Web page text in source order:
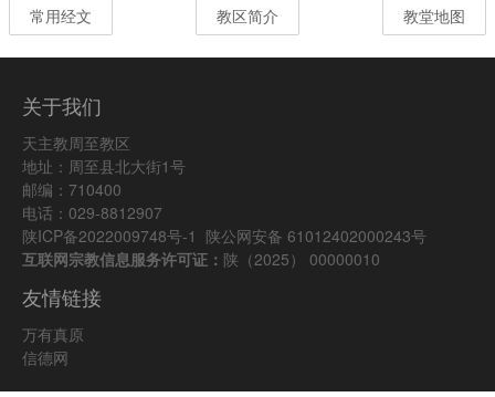
常用经文 教区简介 教堂地图
关于我们
天主教周至教区
地址：周至县北大街1号
邮编：710400
电话：029-8812907
陕ICP备2022009748号-1 陕公网安备 61012402000243号
互联网宗教信息服务许可证： 陕（2025） 00000010
友情链接
万有真原
信德网